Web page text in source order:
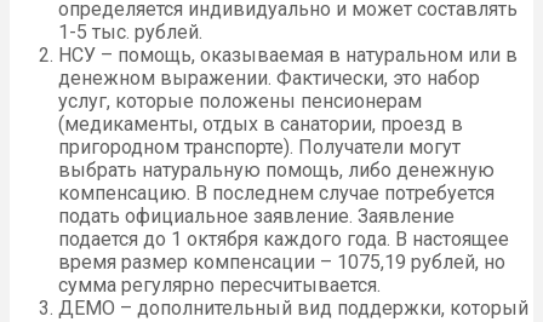
определяется индивидуально и может составлять
1-5 тыс. рублей.
НСУ – помощь, оказываемая в натуральном или в
денежном выражении. Фактически, это набор
услуг, которые положены пенсионерам
(медикаменты, отдых в санатории, проезд в
пригородном транспорте). Получатели могут
выбрать натуральную помощь, либо денежную
компенсацию. В последнем случае потребуется
подать официальное заявление. Заявление
подается до 1 октября каждого года. В настоящее
время размер компенсации – 1075,19 рублей, но
сумма регулярно пересчитывается.
ДЕМО – дополнительный вид поддержки, который